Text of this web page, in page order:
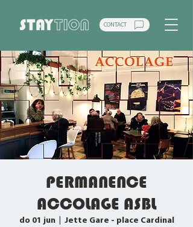
CONTACT
PERMANENCE
ACCOLAGE ASBL
do 01 jun
  |
Jette Gare - place Cardinal